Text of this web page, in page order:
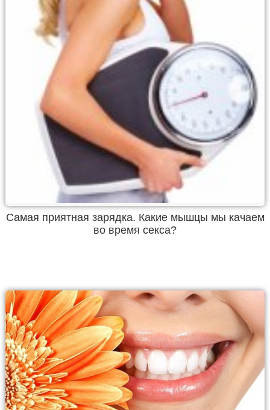
Самая приятная зарядка. Какие мышцы мы качаем
во время секса?